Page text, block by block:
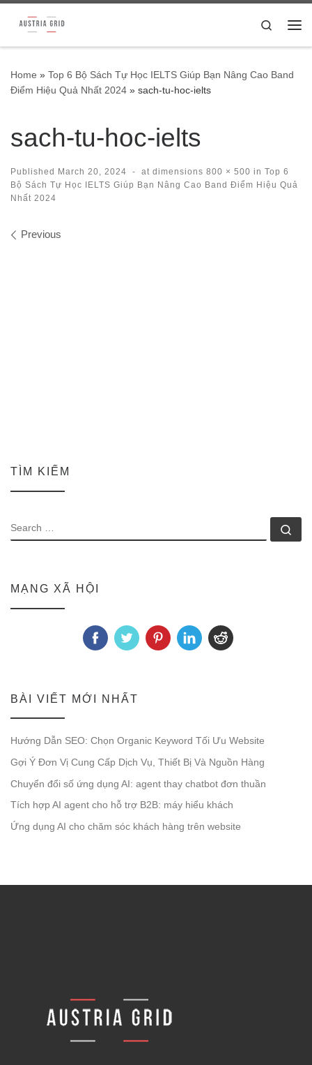
Skip to content
Search
Home » Top 6 Bộ Sách Tự Học IELTS Giúp Bạn Nâng Cao Band
Điểm Hiệu Quả Nhất 2024 » sach-tu-hoc-ielts
sach-tu-hoc-ielts
Published March 20, 2024 - at dimensions 800 × 500 in Top 6
Bộ Sách Tự Học IELTS Giúp Bạn Nâng Cao Band Điểm Hiệu Quả
Nhất 2024
Images navigation
Previous
TÌM KIẾM
SEARCH
MẠNG XÃ HỘI
BÀI VIẾT MỚI NHẤT
Hướng Dẫn SEO: Chọn Organic Keyword Tối Ưu Website
Gợi Ý Đơn Vị Cung Cấp Dịch Vụ, Thiết Bị Và Nguồn Hàng
Chuyển đổi số ứng dụng AI: agent thay chatbot đơn thuần
Tích hợp AI agent cho hỗ trợ B2B: máy hiểu khách
Ứng dụng AI cho chăm sóc khách hàng trên website